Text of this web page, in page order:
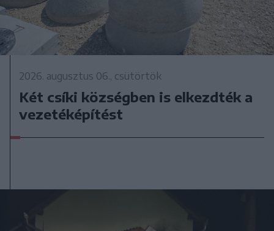
2026. augusztus 06., csütörtök
Két csíki községben is elkezdték a
vezetéképítést